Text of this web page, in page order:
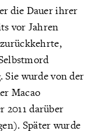
die Dauer ihrer
vor Jahren
Sie wurde von der
Macao
2011 darüber
Später wurde